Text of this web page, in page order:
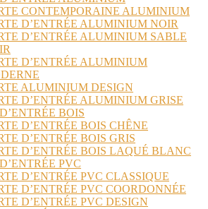
CONTEMPORAINE ALUMINIUM
D’ENTRÉE ALUMINIUM NOIR
D’ENTRÉE ALUMINIUM SABLE
D’ENTRÉE ALUMINIUM
ALUMINIUM DESIGN
D’ENTRÉE ALUMINIUM GRISE
BOIS
D’ENTRÉE BOIS CHÊNE
D’ENTRÉE BOIS GRIS
D’ENTRÉE BOIS LAQUÉ BLANC
PVC
D’ENTRÉE PVC CLASSIQUE
D’ENTRÉE PVC COORDONNÉE
D’ENTRÉE PVC DESIGN